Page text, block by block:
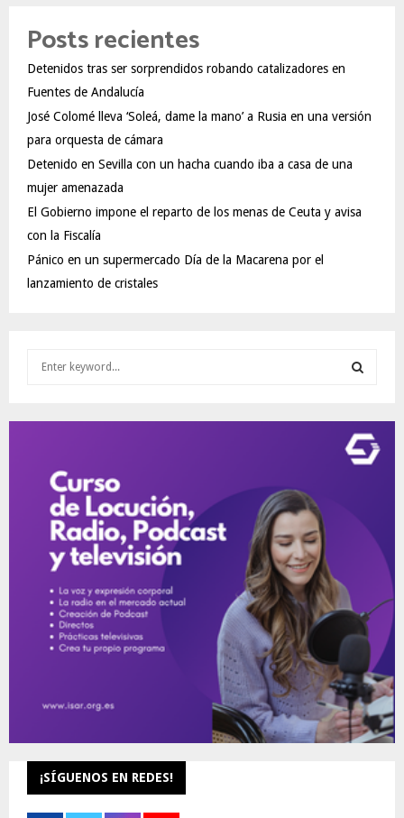
Posts recientes
Detenidos tras ser sorprendidos robando catalizadores en
Fuentes de Andalucía
José Colomé lleva ‘Soleá, dame la mano’ a Rusia en una versión
para orquesta de cámara
Detenido en Sevilla con un hacha cuando iba a casa de una
mujer amenazada
El Gobierno impone el reparto de los menas de Ceuta y avisa
con la Fiscalía
Pánico en un supermercado Día de la Macarena por el
lanzamiento de cristales
E
¡SÍGUENOS EN REDES!